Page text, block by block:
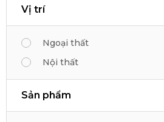
Vị trí
Ngoại thất
Nội thất
Sản phẩm